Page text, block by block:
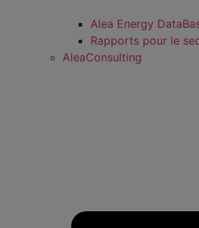
Alea Energy
Rapports pour le
AleaConsulting